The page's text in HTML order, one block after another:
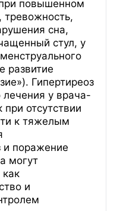
повышенном
тревожность,
сна,
стул, у
развитие
Гипертиреоз
лечения у врача-
при отсутствии
к тяжелым
и поражение
могут
как
и